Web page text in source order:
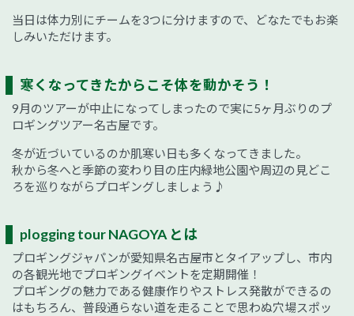
当日は体力別にチームを3つに分けますので、どなたでもお楽
しみいただけます。
寒くなってきたからこそ体を動かそう！
9月のツアーが中止になってしまったので実に5ヶ月ぶりのプ
ロギングツアー名古屋です。
冬が近づいているのか肌寒い日も多くなってきました。
秋から冬へと季節の変わり目の庄内緑地公園や周辺の見どこ
ろを巡りながらプロギングしましょう♪
plogging tour NAGOYA とは
プロギングジャパンが愛知県名古屋市とタイアップし、市内
の各観光地でプロギングイベントを定期開催！
プロギングの魅力である健康作りやストレス発散ができるの
はもちろん、普段通らない道を走ることで思わぬ穴場スポッ